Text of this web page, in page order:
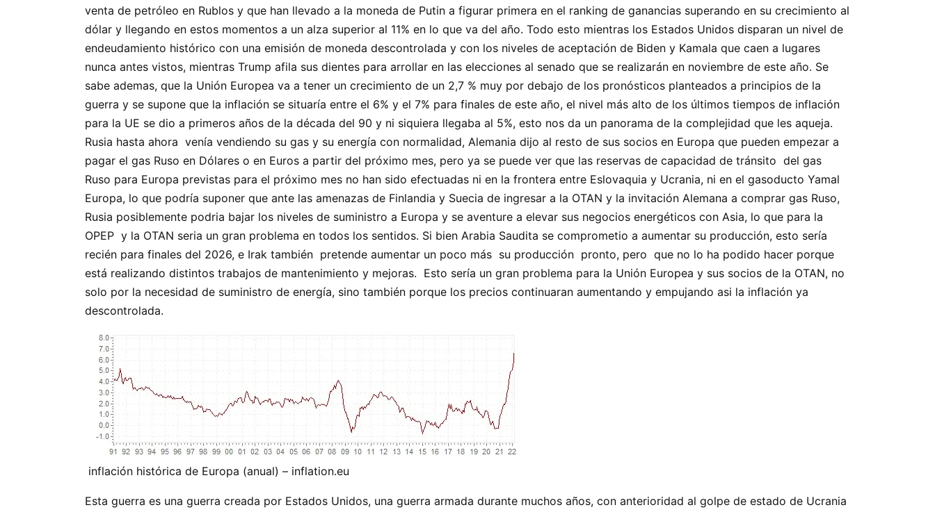
venta de petróleo en Rublos y que han llevado a la moneda de Putin a figurar primera en el ranking de ganancias superando en su crecimiento al
dólar y llegando en estos momentos a un alza superior al 11% en lo que va del año. Todo esto mientras los Estados Unidos disparan un nivel de
endeudamiento histórico con una emisión de moneda descontrolada y con los niveles de aceptación de Biden y Kamala que caen a lugares
nunca antes vistos, mientras Trump afila sus dientes para arrollar en las elecciones al senado que se realizarán en noviembre de este año. Se
sabe ademas, que la Unión Europea va a tener un crecimiento de un 2,7 % muy por debajo de los pronósticos planteados a principios de la
guerra y se supone que la inflación se situaría entre el 6% y el 7% para finales de este año, el nivel más alto de los últimos tiempos de inflación
para la UE se dio a primeros años de la década del 90 y ni siquiera llegaba al 5%, esto nos da un panorama de la complejidad que les aqueja.
Rusia hasta ahora venía vendiendo su gas y su energía con normalidad, Alemania dijo al resto de sus socios en Europa que pueden empezar a
pagar el gas Ruso en Dólares o en Euros a partir del próximo mes, pero ya se puede ver que las reservas de capacidad de tránsito del gas
Ruso para Europa previstas para el próximo mes no han sido efectuadas ni en la frontera entre Eslovaquia y Ucrania, ni en el gasoducto Yamal
Europa, lo que podría suponer que ante las amenazas de Finlandia y Suecia de ingresar a la OTAN y la invitación Alemana a comprar gas Ruso,
Rusia posiblemente podria bajar los niveles de suministro a Europa y se aventure a elevar sus negocios energéticos con Asia, lo que para la
OPEP y la OTAN seria un gran problema en todos los sentidos. Si bien Arabia Saudita se comprometio a aumentar su producción, esto sería
recién para finales del 2026, e Irak también pretende aumentar un poco más su producción pronto, pero que no lo ha podido hacer porque
está realizando distintos trabajos de mantenimiento y mejoras. Esto sería un gran problema para la Unión Europea y sus socios de la OTAN, no
solo por la necesidad de suministro de energía, sino también porque los precios continuaran aumentando y empujando asi la inflación ya
descontrolada.
inflación histórica de Europa (anual) – inflation.eu
Esta guerra es una guerra creada por Estados Unidos, una guerra armada durante muchos años, con anterioridad al golpe de estado de Ucrania